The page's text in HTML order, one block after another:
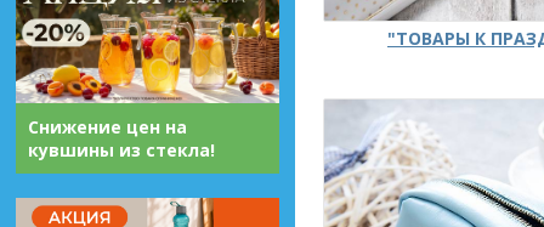
Снижение цен на
кувшины из стекла!
"ТОВАРЫ К